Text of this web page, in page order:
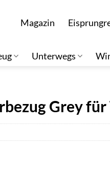
Magazin
Unterwegs
Grey